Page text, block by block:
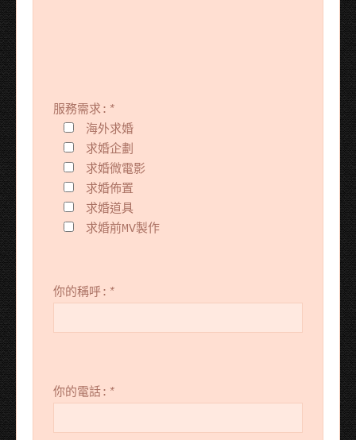
服務需求: *
海外求婚
求婚企劃
求婚微電影
求婚佈置
求婚道具
求婚前MV製作
你的稱呼: *
你的電話: *